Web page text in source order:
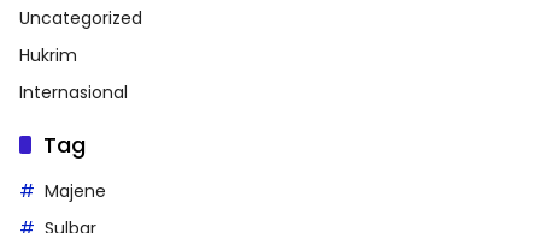
Uncategorized
Hukrim
Internasional
Tag
Majene
Sulbar